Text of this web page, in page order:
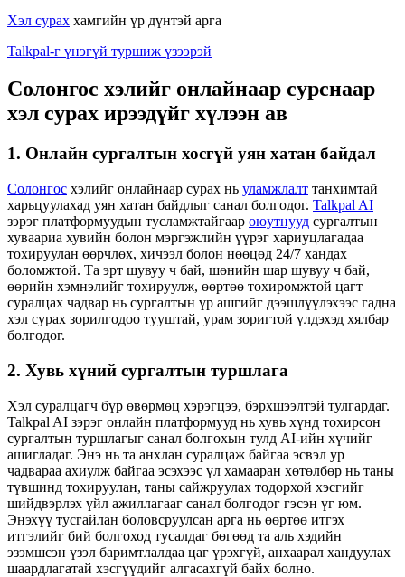
Хэл сурах хамгийн үр дүнтэй арга
Talkpal-г үнэгүй туршиж үзээрэй
Солонгос хэлийг онлайнаар сурснаар
хэл сурах ирээдүйг хүлээн ав
1. Онлайн сургалтын хосгүй уян хатан байдал
Солонгос хэлийг онлайнаар сурах нь уламжлалт танхимтай
харьцуулахад уян хатан байдлыг санал болгодог. Talkpal AI
зэрэг платформуудын тусламжтайгаар оюутнууд сургалтын
хуваариа хувийн болон мэргэжлийн үүрэг хариуцлагадаа
тохируулан өөрчлөх, хичээл болон нөөцөд 24/7 хандах
боломжтой. Та эрт шувуу ч бай, шөнийн шар шувуу ч бай,
өөрийн хэмнэлийг тохируулж, өөртөө тохиромжтой цагт
суралцах чадвар нь сургалтын үр ашгийг дээшлүүлэхээс гадна
хэл сурах зорилгодоо тууштай, урам зоригтой үлдэхэд хялбар
болгодог.
2. Хувь хүний ​​сургалтын туршлага
Хэл суралцагч бүр өвөрмөц хэрэгцээ, бэрхшээлтэй тулгардаг.
Talkpal AI зэрэг онлайн платформууд нь хувь хүнд тохирсон
сургалтын туршлагыг санал болгохын тулд AI-ийн хүчийг
ашигладаг. Энэ нь та анхлан суралцаж байгаа эсвэл ур
чадвараа ахиулж байгаа эсэхээс үл хамааран хөтөлбөр нь таны
түвшинд тохируулан, таны сайжруулах тодорхой хэсгийг
шийдвэрлэх үйл ажиллагааг санал болгодог гэсэн үг юм.
Энэхүү тусгайлан боловсруулсан арга нь өөртөө итгэх
итгэлийг бий болгоход тусалдаг бөгөөд та аль хэдийн
эзэмшсэн үзэл баримтлалдаа цаг үрэхгүй, анхаарал хандуулах
шаардлагатай хэсгүүдийг алгасахгүй байх болно.